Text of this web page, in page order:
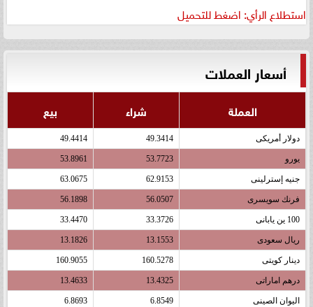
استطلاع الرأي: اضغط للتحميل
أسعار العملات
العملة شراء بيع
دولار أمريكى 49.3414
49.4414
يورو 53.7723
53.8961
جنيه إسترلينى 62.9153
63.0675
فرنك سويسرى 56.0507
56.1898
100 ين يابانى 33.3726
33.4470
ريال سعودى 13.1553
13.1826
دينار كويتى 160.5278
160.9055
درهم اماراتى 13.4325
13.4633
اليوان الصينى 6.8549
6.8693